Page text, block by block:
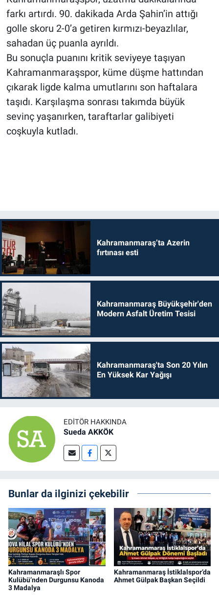
farkı artırdı. 90. dakikada Arda Şahin’in attığı
golle skoru 2-0’a getiren kırmızı-beyazlılar,
sahadan üç puanla ayrıldı.
Bu sonuçla puanını kritik seviyeye taşıyan
Kahramanmaraşspor, küme düşme hattından
çıkarak ligde kalma umutlarını son haftalara
taşıdı. Karşılaşma sonrası takımda büyük
sevinç yaşanırken, taraftarlar galibiyeti
coşkuyla kutladı.
Kahramanmaraş’ta Azerin
fırtınası esti
Kahramanmaraş Büyükşehir'den
Modern Asfalt Üretim Tesisi
Kahramanmaraş'ta Son 20 Yılın
En Yüksek Kar Yağışı
EDITÖR HAKKINDA
Sueda AKKÖK
Bunlar da ilginizi çekebilir
Kahramanmaraşlı Spor
Kulübü’nden Durgunsu Kanoda
3 Madalya
Kahramanmaraş İstiklalspor’da
Ahmet Gülpak Başkan Seçildi